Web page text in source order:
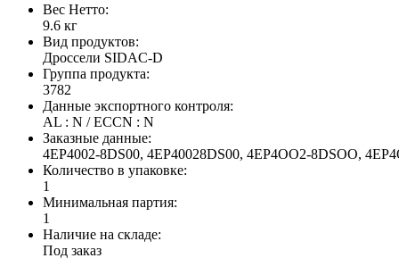
Вес Нетто:
9.6 кг
Вид продуктов:
Дроссели SIDAC-D
Группа продукта:
3782
Данные экспортного контроля:
AL : N / ECCN : N
Заказные данные:
4EP4002-8DS00, 4EP40028DS00, 4EP4OO2-8DSOO,
Количество в упаковке:
1
Минимальная партия:
1
Наличие на складе:
Под заказ